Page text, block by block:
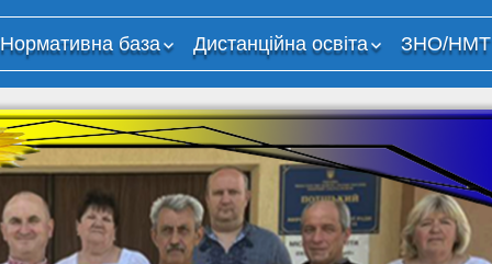
Нормативна база
Дистанційна освіта
навчання
Організація
освітнього процесу з
використанням
технологій
дистанційного
навчання в ОЗО
“Потіцький ліцей”
ЗНО/НМТ